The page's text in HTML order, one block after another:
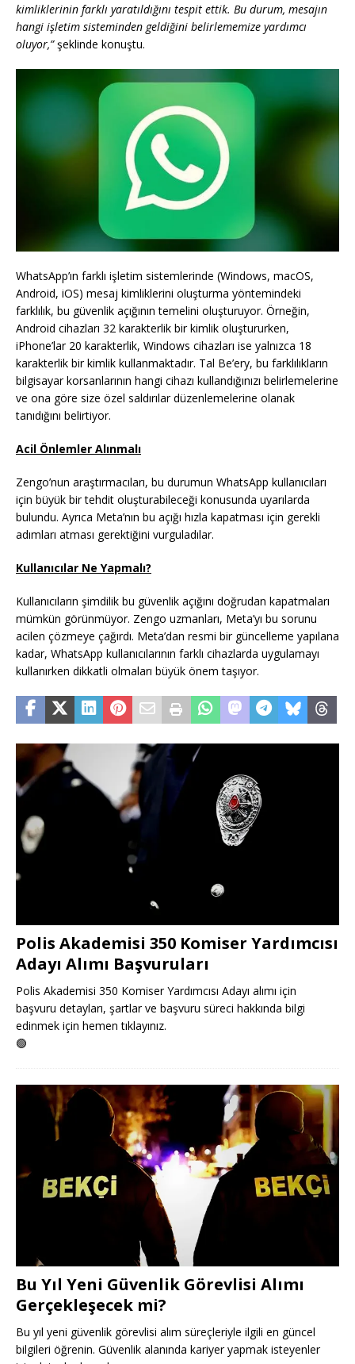
kimliklerinin farklı yaratıldığını tespit ettik. Bu durum, mesajın
hangi işletim sisteminden geldiğini belirlememize yardımcı
oluyor,”şeklinde konuştu.
WhatsApp’ın farklı işletim sistemlerinde (Windows, macOS,
Android, iOS) mesaj kimliklerini oluşturma yöntemindeki
farklılık, bu güvenlik açığının temelini oluşturuyor. Örneğin,
Android cihazları 32 karakterlik bir kimlik oluştururken,
iPhone’lar 20 karakterlik, Windows cihazları ise yalnızca 18
karakterlik bir kimlik kullanmaktadır. Tal Be’ery, bu farklılıkların
bilgisayar korsanlarının hangi cihazı kullandığınızı belirlemelerine
ve ona göre size özel saldırılar düzenlemelerine olanak
tanıdığını belirtiyor.
Acil Önlemler Alınmalı
Zengo’nun araştırmacıları, bu durumun WhatsApp kullanıcıları
için büyük bir tehdit oluşturabileceği konusunda uyarılarda
bulundu. Ayrıca Meta’nın bu açığı hızla kapatması için gerekli
adımları atması gerektiğini vurguladılar.
Kullanıcılar Ne Yapmalı?
Kullanıcıların şimdilik bu güvenlik açığını doğrudan kapatmaları
mümkün görünmüyor. Zengo uzmanları, Meta’yı bu sorunu
acilen çözmeye çağırdı. Meta’dan resmi bir güncelleme yapılana
kadar, WhatsApp kullanıcılarının farklı cihazlarda uygulamayı
kullanırken dikkatli olmaları büyük önem taşıyor.
Polis Akademisi 350 Komiser Yardımcısı
Adayı Alımı Başvuruları
Polis Akademisi 350 Komiser Yardımcısı Adayı alımı için
başvuru detayları, şartlar ve başvuru süreci hakkında bilgi
edinmek için hemen tıklayınız.
🟢
Bu Yıl Yeni Güvenlik Görevlisi Alımı
Gerçekleşecek mi?
Bu yıl yeni güvenlik görevlisi alım süreçleriyle ilgili en güncel
bilgileri öğrenin. Güvenlik alanında kariyer yapmak isteyenler